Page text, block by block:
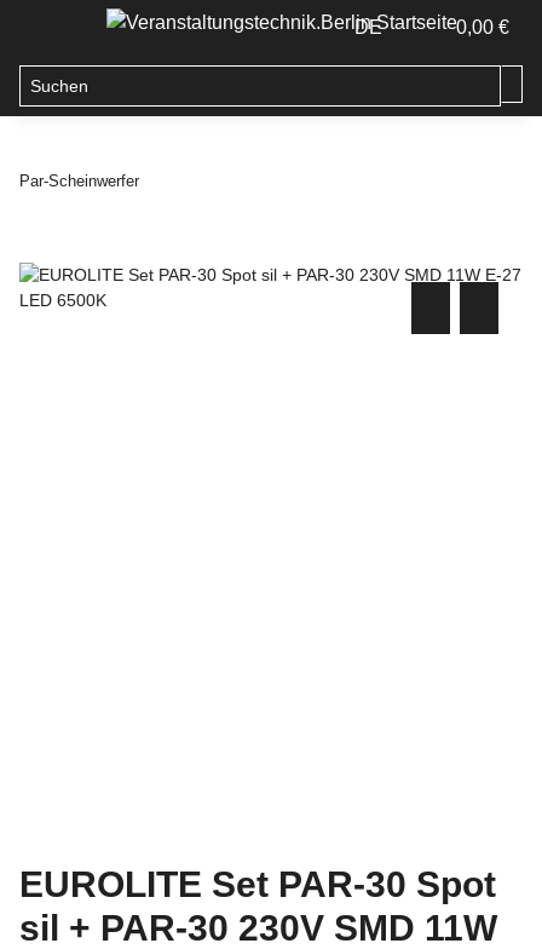
DE 0,00 €
Par-Scheinwerfer
EUROLITE Set PAR-30 Spot
sil + PAR-30 230V SMD 11W